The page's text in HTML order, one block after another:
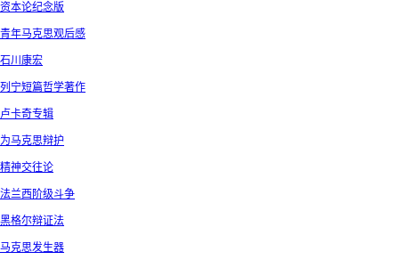
资本论纪念版
青年马克思观后感
石川康宏
列宁短篇哲学著作
卢卡奇专辑
为马克思辩护
精神交往论
法兰西阶级斗争
黑格尔辩证法
马克思发生器